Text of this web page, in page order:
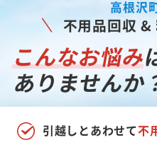
高根沢
不用品回収 &
こんなお悩み
ありませんか
引越しとあわせて不